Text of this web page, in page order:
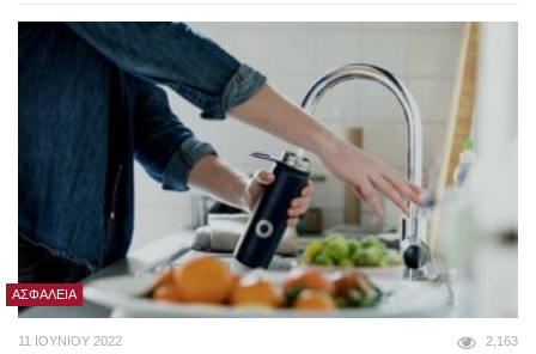
ΑΣΦΆΛΕΙΑ
11 ΙΟΥΝΊΟΥ 2022 2,163